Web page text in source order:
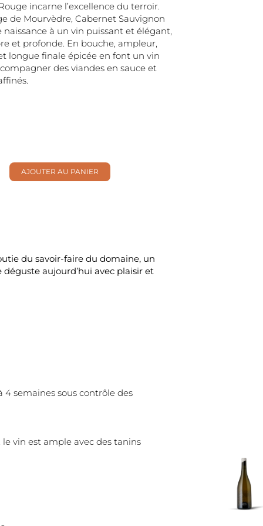
incarne l’excellence du terroir.
de Mourvèdre, Cabernet Sauvignon
naissance à un vin puissant et élégant,
et profonde. En bouche, ampleur,
longue finale épicée en font un vin
des viandes en sauce et
AJOUTER AU PANIER
du savoir-faire du domaine, un
aujourd’hui avec plaisir et
4 semaines sous contrôle des
vin est ample avec des tanins